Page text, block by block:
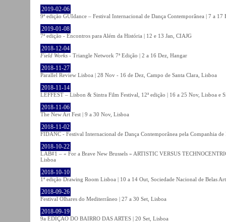
2019-02-06
9ª edição GUIdance – Festival Internacional de Dança Contemporânea | 7 a 17
2019-01-08
7ª edição - Encontros para Além da História | 12 e 13 Jan, CIAJG
2018-12-04
Field Works - Triangle Network 7ª Edição | 2 a 16 Dez, Hangar
2018-11-27
Parallel Review Lisboa | 28 Nov - 16 de Dez, Campo de Santa Clara, Lisboa
2018-11-14
LEFFEST – Lisbon & Sintra Film Festival, 12ª edição | 16 a 25 Nov, Lisboa e
2018-11-06
The New Art Fest | 9 a 30 Nov, Lisboa
2018-11-02
FIDANC - Festival Internacional de Dança Contemporânea pela Companhia
2018-10-22
LAB#1 – « For a Brave New Brussels » ARTISTIC VERSUS
Lisboa
2018-10-10
1ª edição Drawing Room Lisboa | 10 a 14 Out, Sociedade Nacional de Belas
2018-09-26
Festival Olhares do Mediterrâneo | 27 a 30 Set, Lisboa
2018-09-19
9a EDIÇÃO DO BAIRRO DAS ARTES | 20 Set, Lisboa